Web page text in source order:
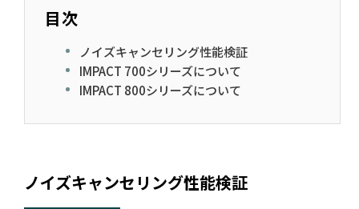
目次
ノイズキャンセリング性能検証
IMPACT 700シリーズについて
IMPACT 800シリーズについて
ノイズキャンセリング性能検証